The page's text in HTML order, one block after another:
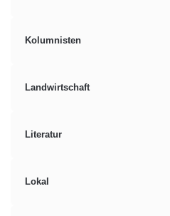
Kolumnisten
Landwirtschaft
Literatur
Lokal